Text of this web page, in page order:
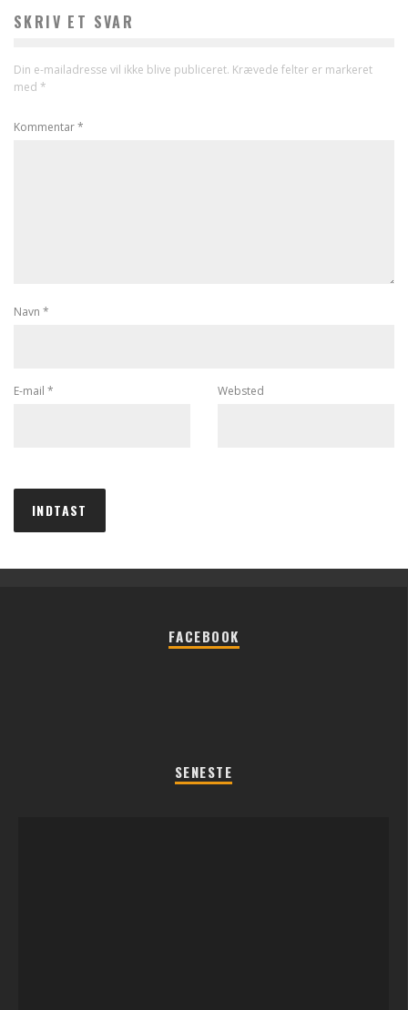
SKRIV ET SVAR
Din e-mailadresse vil ikke blive publiceret. Krævede felter er markeret
med *
Kommentar*
Navn *
E-mail * Websted
FACEBOOK
SENESTE